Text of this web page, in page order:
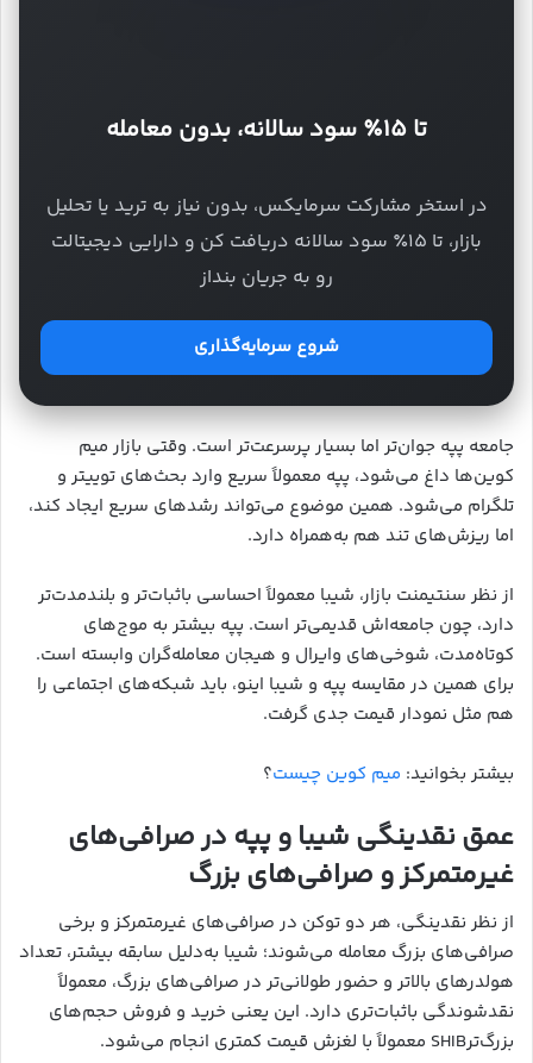
تا ۱۵٪ سود سالانه، بدون معامله
در استخر مشارکت سرمایکس، بدون نیاز به ترید یا تحلیل
بازار، تا ۱۵٪ سود سالانه دریافت کن و دارایی دیجیتالت
رو به جریان بنداز
شروع سرمایه‌گذاری
جامعه پپه جوان‌تر اما بسیار پرسرعت‌تر است. وقتی بازار میم
کوین‌ها داغ می‌شود، پپه معمولاً سریع وارد بحث‌های توییتر و
تلگرام می‌شود. همین موضوع می‌تواند رشدهای سریع ایجاد کند،
اما ریزش‌های تند هم به‌همراه دارد.
از نظر سنتیمنت بازار، شیبا معمولاً احساسی باثبات‌تر و بلندمدت‌تر
دارد، چون جامعه‌اش قدیمی‌تر است. پپه بیشتر به موج‌های
کوتاه‌مدت، شوخی‌های وایرال و هیجان معامله‌گران وابسته است.
برای همین در مقایسه پپه و شیبا اینو، باید شبکه‌های اجتماعی را
هم مثل نمودار قیمت جدی گرفت.
بیشتر بخوانید: میم کوین چیست؟
عمق نقدینگی شیبا و پپه در صرافی‌های
غیرمتمرکز و صرافی‌های بزرگ
از نظر نقدینگی، هر دو توکن در صرافی‌های غیرمتمرکز و برخی
صرافی‌های بزرگ معامله می‌شوند؛ شیبا به‌دلیل سابقه بیشتر، تعداد
هولدرهای بالاتر و حضور طولانی‌تر در صرافی‌های بزرگ، معمولاً
نقدشوندگی باثبات‌تری دارد. این یعنی خرید و فروش حجم‌های
بزرگ‌ترSHIB معمولاً با لغزش قیمت کمتری انجام می‌شود.